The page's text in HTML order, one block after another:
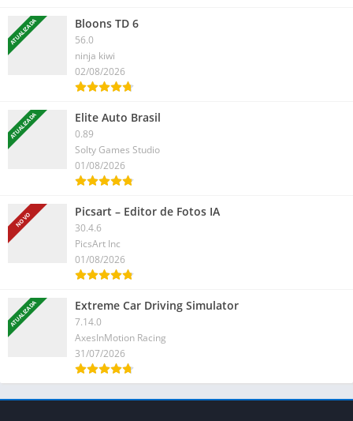
ATUALIZADA Bloons TD 6
56.0
ninja kiwi
02/08/2026
ATUALIZADA Elite Auto Brasil
0.89
Solty Games Studio
01/08/2026
NOVO Picsart – Editor de Fotos IA
30.4.6
PicsArt Inc
01/08/2026
ATUALIZADA Extreme Car Driving Simulator
7.14.0
AxesInMotion Racing
31/07/2026